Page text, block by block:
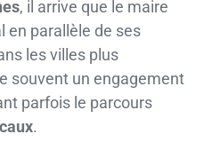
, il arrive que le maire
en parallèle de ses
les villes plus
souvent un engagement
parfois le parcours
.